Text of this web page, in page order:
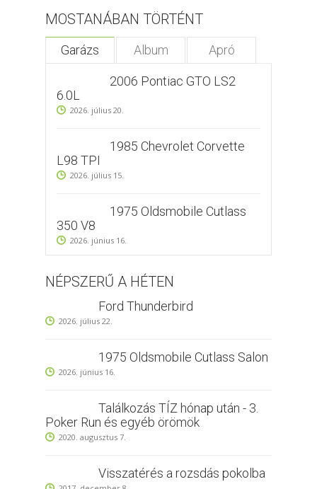
MOSTANÁBAN TÖRTÉNT
Garázs Album Apró
2006 Pontiac GTO LS2
6.0L
2026. július 20.
1985 Chevrolet Corvette
L98 TPI
2026. július 15.
1975 Oldsmobile Cutlass
350 V8
2026. június 16.
NÉPSZERŰ A HÉTEN
Ford Thunderbird
2026. július 22.
1975 Oldsmobile Cutlass Salon
2026. június 16.
Találkozás TÍZ hónap után - 3.
Poker Run és egyéb örömök
2020. augusztus 7.
Visszatérés a rozsdás pokolba